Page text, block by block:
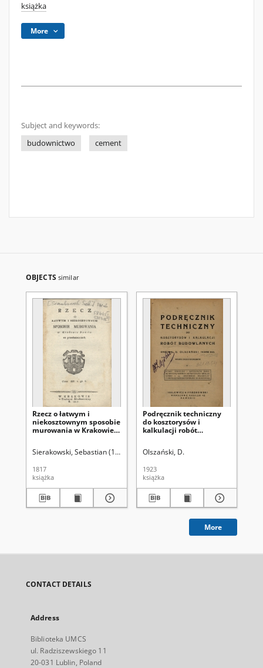
książka
More
Subject and keywords:
budownictwo
cement
OBJECTS similar
Rzecz o łatwym i
niekosztownym sposobie
murowania w Krakowie
Sierakowski, Sebastian (1743-1824)
1817
książka
Podręcznik techniczny
do kosztorysów i
kalkulacji robót
Olszański, D.
1923
książka
More
CONTACT DETAILS
Address
Biblioteka UMCS
ul. Radziszewskiego 11
20-031 Lublin, Poland